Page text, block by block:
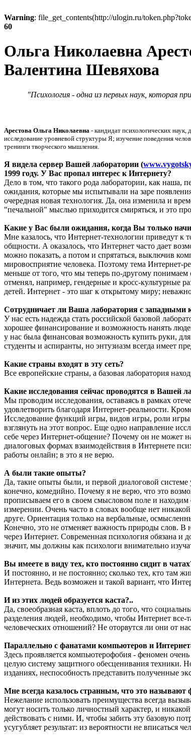
Warning: file_get_contents(http://ulogin.ru/
60
Ольга Николаевна
Валентина Шевяхова
"Психология - одна из первых наук, которая
Арестова Ольга Николаевна - кандидат психологических
исследование уровневой структуры Я; изучение поведения
тренинги творческого мышления.
Я видела сервер Вашей лаборатории (
1999 году. У Вас пропал интерес к Интернету?
Дело в том, что такого рода лаборатории, как наша,
ожидания, которые мы испытывали на заре
очередная новая технология. Да, она изменила и
"печальной" мыслью приходится смиряться, и это
Какие у Вас были ожидания, когда Вы только
Мне казалось, что Интернет-технологии приведут к
общности. А оказалось, что Интернет часто дает
можно показать, а потом и спрятаться, выключив
мировосприятие человека. Поэтому тема Интернет-
меньше от того, что мы теперь по-другому понимаем
отменял, например, гендерные и кросс-культурные
детей. Интернет - это шаг к открытому миру;
Сотрудничает ли Ваша лаборатория с западными
У нас есть надежда стать российской базовой
хорошее финансирование и возможность нанять
у нас была финансовая возможность купить руки,
студенты и аспиранты, но энтузиазм всегда имеет
Какие страны входят в эту сеть?
Все европейские страны, а базовая лаборатория
Какие исследования сейчас проводятся в Вашей
Мы проводим исследования, оставаясь в рамках
удовлетворить благодаря Интернет-реальности.
Исследование функций игры, видов игры, роли игры
взглянуть на этот вопрос. Еще одно направление
себе через Интернет-общение? Почему он не может
диалоговых формах взаимодействия в Интернете
работы онлайн; в это я не верю.
А были такие опыты?
Да, такие опыты были, и первой диалоговой системе
конечно, комедийно. Почему я не верю, что это
прописываем его в своем смысловом поле и находим
измерении. Очень часто в словах вообще нет
друге. Ориентация только на вербальные,
Конечно, это не отменяет важность природы слов. В
через Интернет. Современная психология обязана
значит, мы должны как психологи внимательно
Вы имеете в виду тех, кто постоянно сидит в
И постоянно, и не постоянно; сколько тех, кто там
Интернета. Ведь возможен и такой вариант, что
И из этих людей образуется каста?..
Да, своеобразная каста, вплоть до того, что
разделения людей, необходимо, чтобы Интернет
человеческих отношений? Не оторвутся ли они от
Параллельно с фанатами компьютеров и
Здесь проявляется компьютерофобия - феномен
целую систему защитного обесценивания техники.
изданиях, неспособность представить полученные
Мне всегда казалось странным, что это
Нежелание использовать преимущества всегда
могут носить только личностный характер, и
действовать с ними. И, чтобы забить эту базовую
усугубляет результат: из вероятности не вписаться